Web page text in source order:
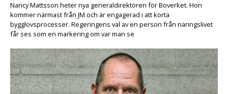
Nancy Mattsson heter nya generaldirektören för Boverket. Hon
kommer närmast från JM och är engagerad i att korta
bygglovsprocesser. Regeringens val av en person från näringslivet
får ses som en markering om var man se